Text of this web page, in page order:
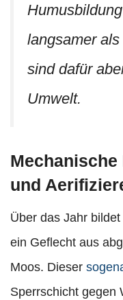
langsamer
sind dafür
Umwelt.
und
Über das Jahr
ein Geflecht aus
Moos. Dieser
Sperrschicht gegen